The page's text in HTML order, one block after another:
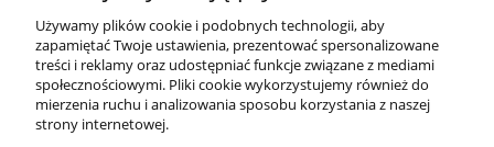
Istnieje możliwość rozbudowy dygestorium o dodatkowe
elementy wyposażenia oraz indywidualne rozwiązania
konstrukcyjne dostosowane do wymagań konkretnego
laboratorium.
Szczegółowe informacje znajdują się w dokumencie:
Używamy plików cookie i podobnych technologii, aby
zapamiętać Twoje ustawienia, prezentować spersonalizowane
treści i reklamy oraz udostępniać funkcje związane z mediami
społecznościowymi. Pliki cookie wykorzystujemy również do
mierzenia ruchu i analizowania sposobu korzystania z naszej
strony internetowej.